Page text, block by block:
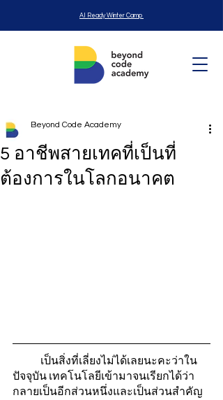
AI Ready Winter Camp
5 อาชีพสายเทคที่เป็นที่
ต้องการในโลกอนาคต
Beyond Code Academy
ปัจจุบัน เทคโนโลยีเข้ามาจนเรียกได้ว่า
กลายเป็นอีกส่วนหนึ่งและเป็นส่วนสำคัญ